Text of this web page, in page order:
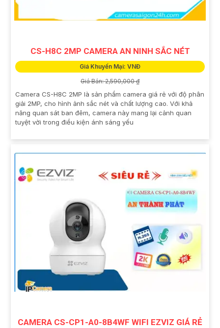
CS-H8C 2MP CAMERA AN NINH SẮC NÉT
Giá Khuyến Mại: VNĐ
Giá Bán: 2,590,000 ₫
Camera CS-H8C 2MP là sản phẩm camera giá rẻ với độ phân
giải 2MP, cho hình ảnh sắc nét và chất lượng cao. Với khả
năng quan sát ban đêm, camera này mang lại cảnh quan
tuyệt vời trong điều kiện ánh sáng yếu
CAMERA CS-CP1-A0-8B4WF WIFI EZVIZ GIÁ RẺ